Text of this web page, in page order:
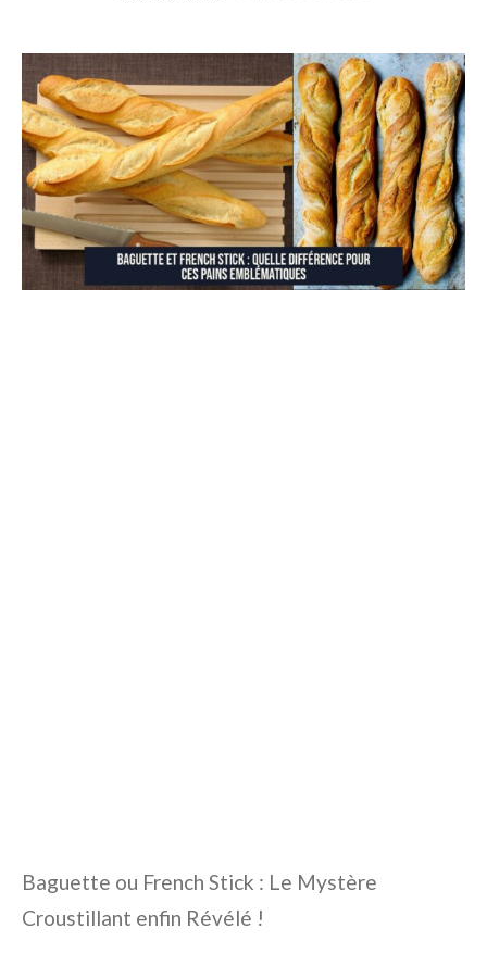
Baguette ou French Stick : Le Mystère
Croustillant enfin Révélé !